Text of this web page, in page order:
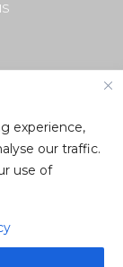
experience,
our traffic.
use of